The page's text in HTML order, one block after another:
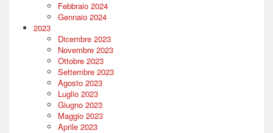
Febbraio 2024
Gennaio 2024
2023
Dicembre 2023
Novembre 2023
Ottobre 2023
Settembre 2023
Agosto 2023
Luglio 2023
Giugno 2023
Maggio 2023
Aprile 2023